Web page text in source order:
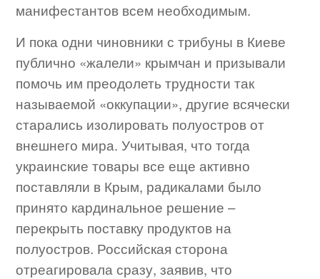
манифестантов всем необходимым.
И пока одни чиновники с трибуны в Киеве
публично «жалели» крымчан и призывали
помочь им преодолеть трудности так
называемой «оккупации», другие всячески
старались изолировать полуостров от
внешнего мира. Учитывая, что тогда
украинские товары все еще активно
поставляли в Крым, радикалами было
принято кардинальное решение –
перекрыть поставку продуктов на
полуостров. Российская сторона
отреагировала сразу, заявив, что